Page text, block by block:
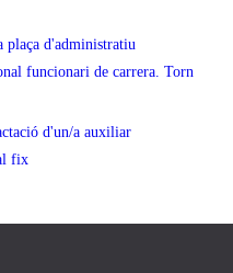
plaça d'administratiu
funcionari de carrera. Torn
d'un/a auxiliar
fix